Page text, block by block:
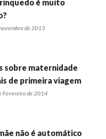
é muito
de 2013
sobre maternidade
de primeira viagem
Fevereiro de 2014
não é automático